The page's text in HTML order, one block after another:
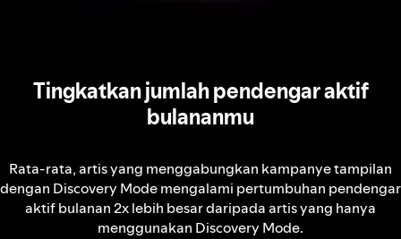
Tingkatkan jumlah pendengar aktif
bulananmu
Rata-rata, artis yang menggabungkan kampanye tampilan
dengan Discovery Mode mengalami pertumbuhan pendengar
aktif bulanan 2x lebih besar daripada artis yang hanya
menggunakan Discovery Mode.